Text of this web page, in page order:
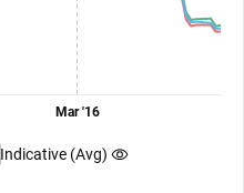
Mar '16
Indicative (Avg)